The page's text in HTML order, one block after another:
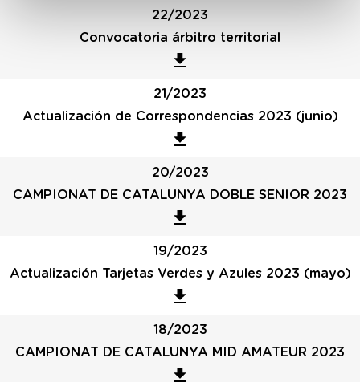
22/2023
Convocatoria árbitro territorial
21/2023
Actualización de Correspondencias 2023 (junio)
20/2023
CAMPIONAT DE CATALUNYA DOBLE SENIOR 2023
19/2023
Actualización Tarjetas Verdes y Azules 2023 (mayo)
18/2023
CAMPIONAT DE CATALUNYA MID AMATEUR 2023